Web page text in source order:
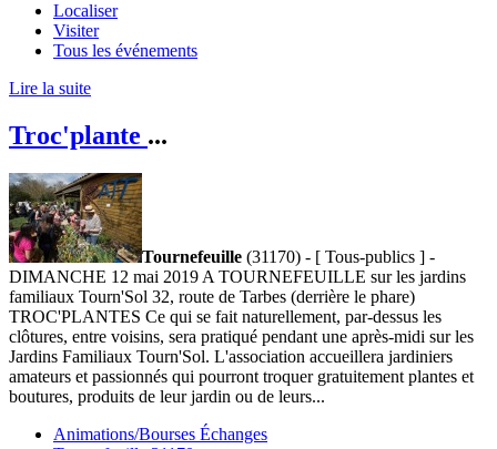
Localiser
Visiter
Tous les événements
Lire la suite
Troc'plante ...
Tournefeuille (31170) - [ Tous-publics ] -
DIMANCHE 12 mai 2019 A TOURNEFEUILLE sur les jardins
familiaux Tourn'Sol 32, route de Tarbes (derrière le phare)
TROC'PLANTES Ce qui se fait naturellement, par-dessus les
clôtures, entre voisins, sera pratiqué pendant une après-midi sur les
Jardins Familiaux Tourn'Sol. L'association accueillera jardiniers
amateurs et passionnés qui pourront troquer gratuitement plantes et
boutures, produits de leur jardin ou de leurs...
Animations/Bourses Échanges